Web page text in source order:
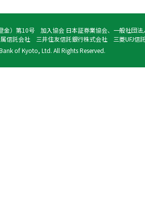
）第10号 加入協会 日本証券業協会、一般社団法
託会社 三井住友信託銀行株式会社 三菱UFJ信
of Kyoto, Ltd. All Rights Reserved.